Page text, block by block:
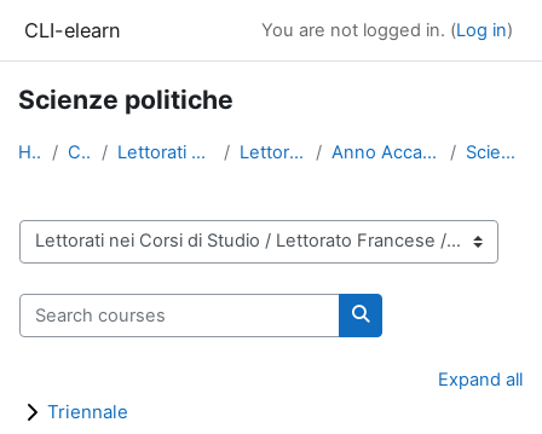
CLI-elearn You are not logged in. (Log in)
Scienze politiche
Home Courses Lettorati nei Corsi di Studio Lettorato Francese Anno Accademico 2021-2022 Scienze politiche
Course categories
Search courses
Search courses
Expand all
Triennale